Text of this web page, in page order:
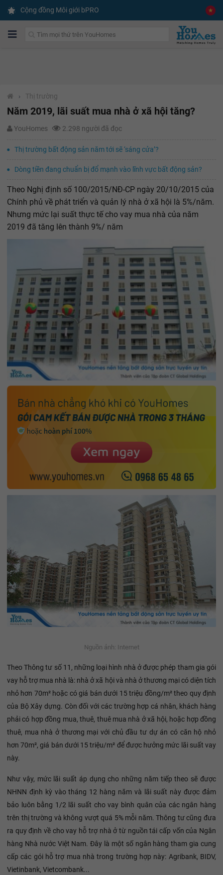
Cộng đồng Môi giới bPRO
› Thị trường
Năm 2019, lãi suất mua nhà ở xã hội tăng?
YouHomes 2.298 người đã đọc
Thị trường bất động sản năm tới sẽ ‘sáng cửa’?
Dòng tiền đang chuẩn bị đổ mạnh vào lĩnh vực bất động sản?
Theo Nghị định số 100/2015/NĐ-CP ngày 20/10/2015 của
Chính phủ về phát triển và quản lý nhà ở xã hội là 5%/năm.
Nhưng mức lại suất thực tế cho vay mua nhà của năm
2019 đã tăng lên thành 9%/ năm
Nguồn ảnh: Internet
Theo Thông tư số 11, những loại hình nhà ở được phép tham gia gói
vay hỗ trợ mua nhà là: nhà ở xã hội và nhà ở thương mại có diện tích
nhỏ hơn 70m² hoặc có giá bán dưới 15 triệu đồng/m² theo quy định
của Bộ Xây dựng. Còn đối với các trường hợp cá nhân, khách hàng
phải có hợp đồng mua, thuê, thuê mua nhà ở xã hội, hoặc hợp đồng
thuê, mua nhà ở thương mại với chủ đầu tư dự án có căn hộ nhỏ
hơn 70m², giá bán dưới 15 triệu/m² để được hưởng mức lãi suất vay
này.
Như vậy, mức lãi suất áp dụng cho những năm tiếp theo sẽ được
NHNN định kỳ vào tháng 12 hàng năm và lãi suất này được đảm
bảo luôn bằng 1/2 lãi suất cho vay bình quân của các ngân hàng
trên thị trường và không vượt quá 5% mỗi năm. Thông tư cũng đưa
ra quy định về cho vay hỗ trợ nhà ở từ nguồn tái cấp vốn của Ngân
hàng Nhà nước Việt Nam. Đây là một số ngân hàng tham gia cung
cấp các gói hỗ trợ mua nhà trong trường hợp này: Agribank, BIDV,
Vietinbank, Vietcombank...